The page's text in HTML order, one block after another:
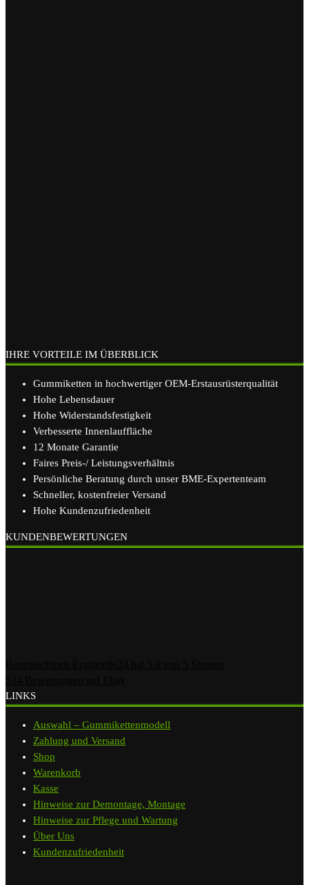
IHRE VORTEILE IM ÜBERBLICK
Gummiketten in hochwertiger OEM-Erstausrüsterqualität
Hohe Lebensdauer
Hohe Widerstandsfestigkeit
Verbesserte Innenlauffläche
12 Monate Garantie
Faires Preis-/ Leistungsverhältnis
Persönliche Beratung durch unser BME-Expertenteam
Schneller, kostenfreier Versand
Hohe Kundenzufriedenheit
KUNDENBEWERTUNGEN
LINKS
Auswahl – Gummikettenmodell
Zahlung und Versand
Shop
Warenkorb
Kasse
Hinweise zur Demontage, Montage
Hinweise zur Pflege und Wartung
Über Uns
Kundenzufriedenheit